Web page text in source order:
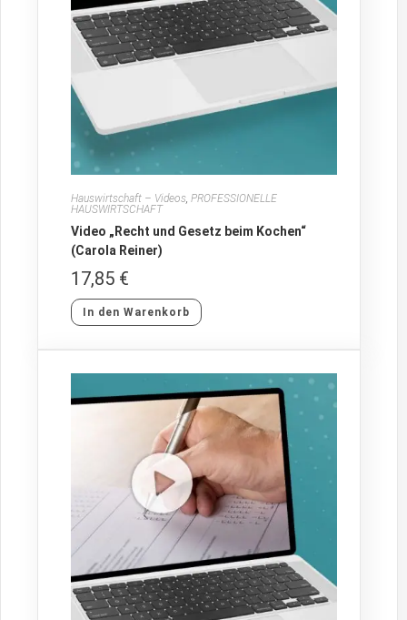
Hauswirtschaft – Videos,PROFESSIONELLE
HAUSWIRTSCHAFT
Video „Recht und Gesetz beim Kochen“
(Carola Reiner)
17,85 €
In den Warenkorb